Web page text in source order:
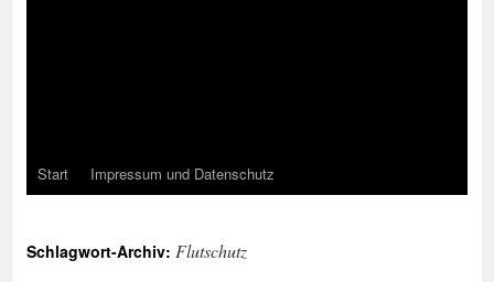
Start Impressum und Datenschutz
Schlagwort-Archiv: Flutschutz